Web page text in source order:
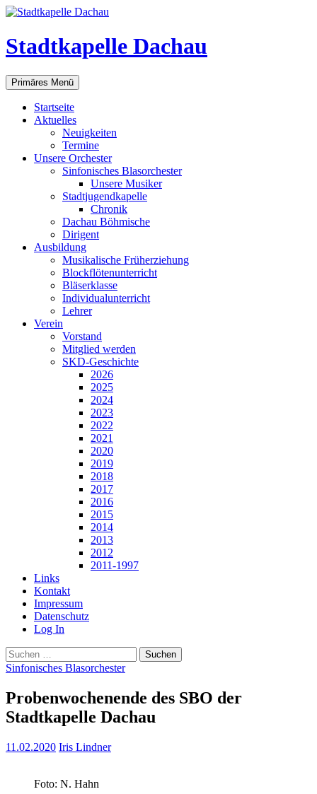
Zum
springen
Stadtkapelle Dachau
Suchen
Primäres Menü
Startseite
Aktuelles
Neuigkeiten
Termine
Unsere Orchester
Sinfonisches Blasorchester
Unsere Musiker
Stadtjugendkapelle
Chronik
Dachau Böhmische
Dirigent
Ausbildung
Musikalische Früherziehung
Blockflötenunterricht
Bläserklasse
Individual­unterricht
Lehrer
Verein
Vorstand
Mitglied werden
SKD-Geschichte
2026
2025
2024
2023
2022
2021
2020
2019
2018
2017
2016
2015
2014
2013
2012
2011-1997
Links
Kontakt
Impressum
Datenschutz
Log In
Suchen
nach:
Sinfonisches Blasorchester
Probenwochenende des SBO der
Stadtkapelle Dachau
11.02.2020 Iris Lindner
Foto: N. Hahn